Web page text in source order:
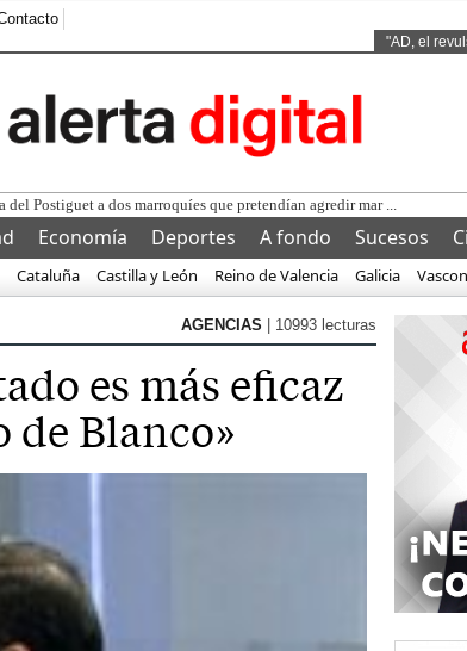
"AD, el
Economía Deportes A fondo Sucesos
Cataluña Castilla y León Reino de Valencia Galicia
AGENCIAS | 10993 lecturas
es más eficaz
de Blanco»